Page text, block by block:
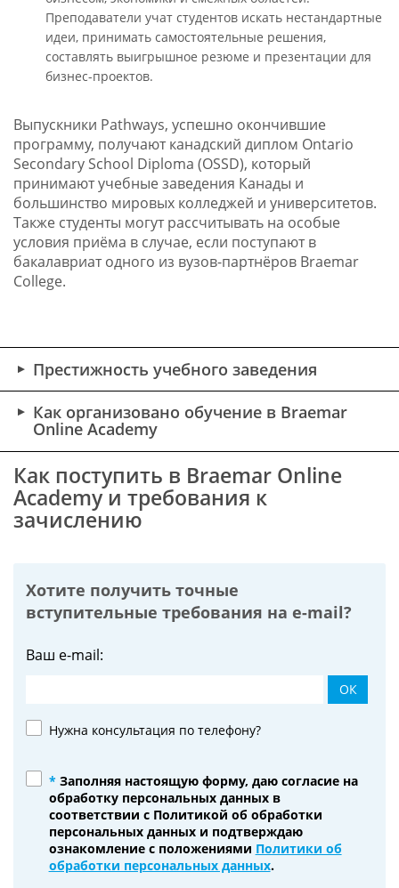
Преподаватели учат студентов искать нестандартные
идеи, принимать самостоятельные решения,
составлять выигрышное резюме и презентации для
бизнес-проектов.
Выпускники Pathways, успешно окончившие
программу, получают канадский диплом Ontario
Secondary School Diploma (OSSD), который
принимают учебные заведения Канады и
большинство мировых колледжей и университетов.
Также студенты могут рассчитывать на особые
условия приёма в случае, если поступают в
бакалавриат одного из вузов-партнёров Braemar
College.
Престижность учебного заведения
Как организовано обучение в Braemar
Online Academy
Как поступить в Braemar Online
Academy и требования к
зачислению
Хотите получить точные
вступительные требования наe-mail?
Ваш e-mail:
ОК
Нужна консультация по телефону?
*Заполняя настоящую форму, даю согласие на
обработку персональных данных в
соответствии с Политикой об обработки
персональных данных и подтверждаю
ознакомление с положениями Политики об
обработки персональных данных.